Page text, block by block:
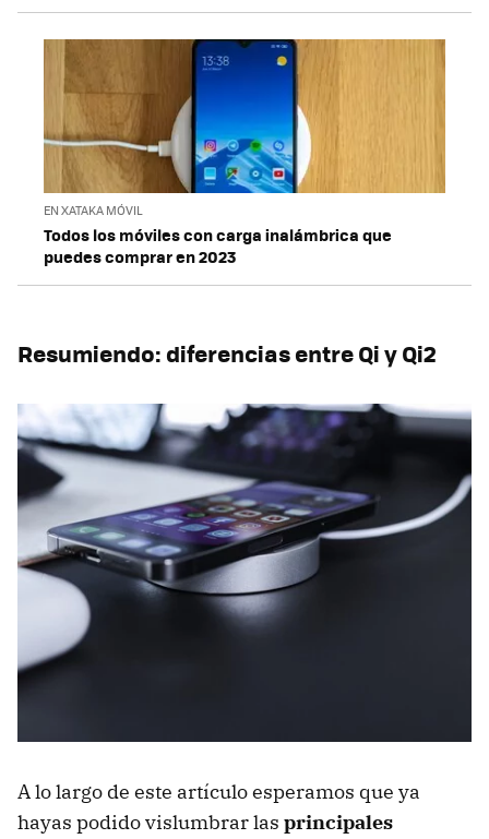
EN XATAKA MÓVIL
Todos los móviles con carga inalámbrica que
puedes comprar en 2023
Resumiendo: diferencias entre Qi y Qi2
A lo largo de este artículo esperamos que ya
hayas podido vislumbrar las principales